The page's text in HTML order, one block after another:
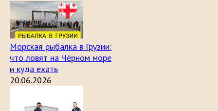
Морская рыбалка в Грузии:
что ловят на Чёрном море
и куда ехать
20.06.2026